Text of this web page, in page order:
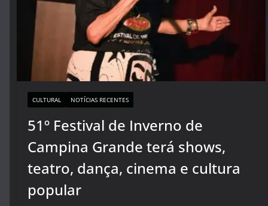
CULTURAL NOTÍCIAS RECENTES
51º Festival de Inverno de
Campina Grande terá shows,
teatro, dança, cinema e cultura
popular